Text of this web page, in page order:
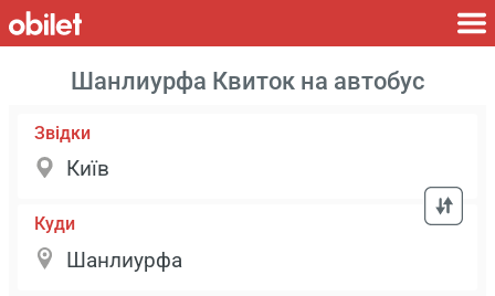
Шанлиурфа Квиток на автобус
Звідки
Куди